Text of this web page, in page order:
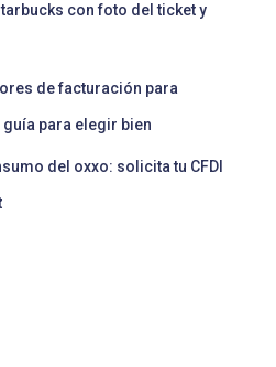
con foto del ticket y
de facturación para
para elegir bien
del oxxo: solicita tu CFDI